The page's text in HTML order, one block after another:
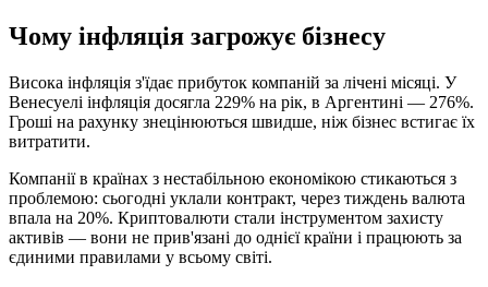
Чому інфляція загрожує бізнесу
Висока інфляція з'їдає прибуток компаній за лічені місяці. У
Венесуелі інфляція досягла 229% на рік, в Аргентині — 276%.
Гроші на рахунку знецінюються швидше, ніж бізнес встигає їх
витратити.
Компанії в країнах з нестабільною економікою стикаються з
проблемою: сьогодні уклали контракт, через тиждень валюта
впала на 20%. Криптовалюти стали інструментом захисту
активів — вони не прив'язані до однієї країни і працюють за
єдиними правилами у всьому світі.